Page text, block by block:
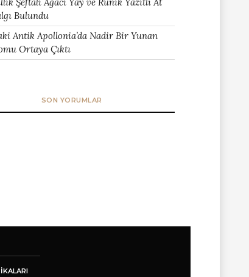
Bulundu
Antik Apollonia’da Nadir Bir Yunan
Ortaya Çıktı
SON YORUMLAR